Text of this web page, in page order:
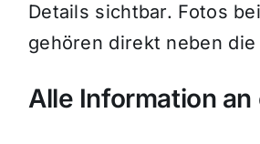
Details sichtbar. Fotos
gehören direkt neben die
Alle Information an